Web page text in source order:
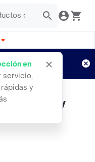
en
servicio,
y
Aplican TyC
Simply